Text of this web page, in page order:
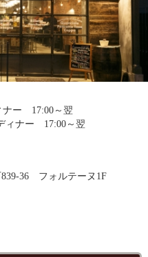
ナー 17:00～翌
ィナー 17:00～翌
839‐36 フォルテーヌ1F